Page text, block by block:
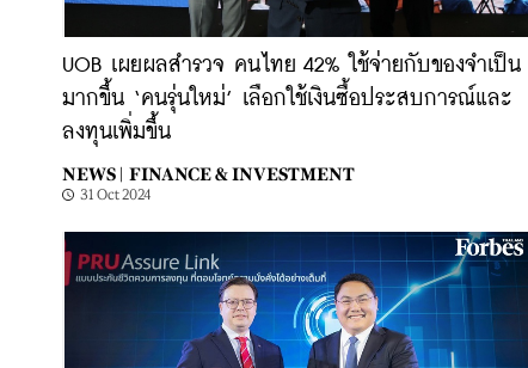
UOB เผยผลสำรวจ คนไทย 42% ใช้จ่ายกับของจำเป็น
มากขึ้น ‘คนรุ่นใหม่’ เลือกใช้เงินซื้อประสบการณ์และ
ลงทุนเพิ่มขึ้น
NEWS | FINANCE & INVESTMENT
31 Oct 2024